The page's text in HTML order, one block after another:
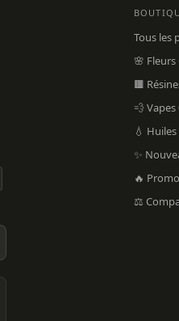
Tous les
🌸 Fleurs
🟫
💨 Vapes
💧 Huiles
✨
🔥
⚖️